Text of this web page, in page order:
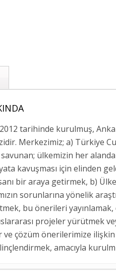
2012 tarihinde kurulmuş,
Merkezimiz; a) Türkiye
ülkemizin her
kavuşması için elinden
bir araya getirmek, b)
sorunlarına yönelik
bu önerileri yayınlamak,
projeler yürütmek
ve çözüm önerilerimize
amacıyla